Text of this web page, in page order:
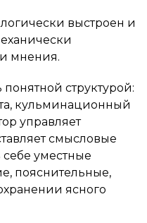
выстроен и
мнения.
структурой:
кульминационный
управляет
смысловые
уместные
пояснительные,
ясного